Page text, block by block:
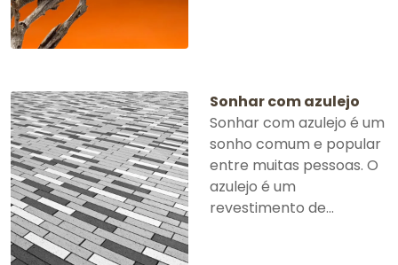
Sonhar com azulejo
Sonhar com azulejo é um
sonho comum e popular
entre muitas pessoas. O
azulejo é um
revestimento de...